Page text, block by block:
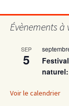
Évènements à
SEP
5
Voir le calendrier